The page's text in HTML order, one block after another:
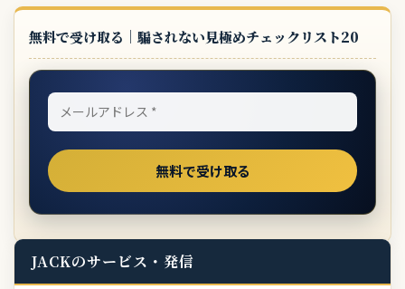
無料で受け取る｜騙されない見極めチェックリスト20
JACKのサービス・発信